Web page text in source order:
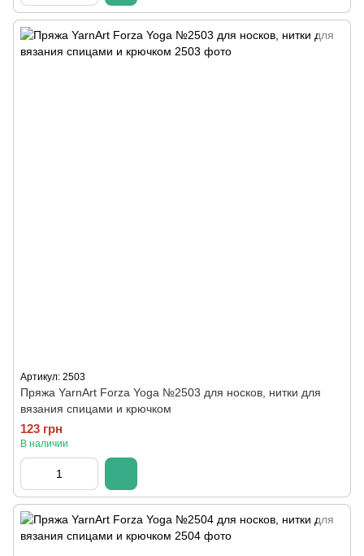
Артикул: 2503
Пряжа YarnArt Forza Yoga №2503 для носков, нитки для
вязания спицами и крючком
123 грн
В наличии